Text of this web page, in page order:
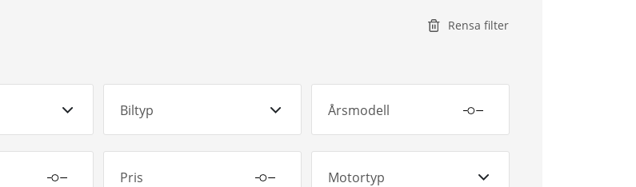
Rensa filter
Biltyp Årsmodell
Pris Motortyp